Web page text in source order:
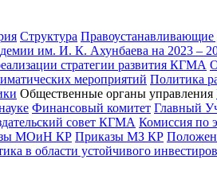
Структура
им. И. К. Ахунбаева на 2023 –
стратегии развития КГМА
мероприятий Политика
Общественные органы управления
Финансовый комитет Главный
совет КГМА Комиссия по
МОиН КР Приказы МЗ КР
в области устойчивого